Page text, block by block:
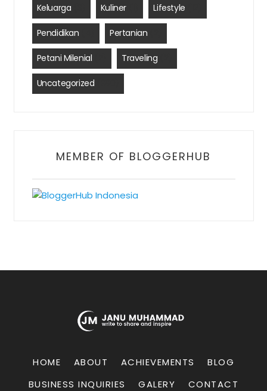
Keluarga Kuliner(1) Lifestyle
Pendidikan Pertanian
Petani Milenial Traveling
Uncategorized
MEMBER OF BLOGGERHUB
HOME ABOUT ACHIEVEMENTS
BLOG
BUSINESS INQUIRIES
GALERY CONTACT